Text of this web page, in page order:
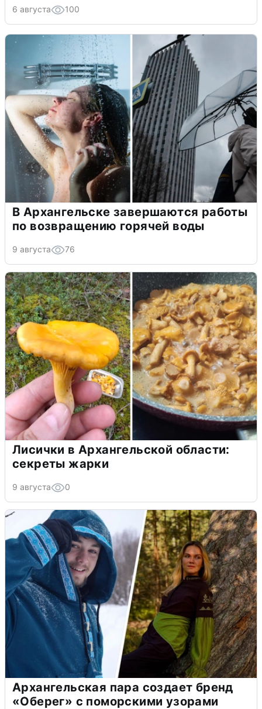
6 августа 100
В Архангельске завершаются работы
по возвращению горячей воды
9 августа 76
Лисички в Архангельской области:
секреты жарки
9 августа 0
Архангельская пара создает бренд
«Оберег» с поморскими узорами